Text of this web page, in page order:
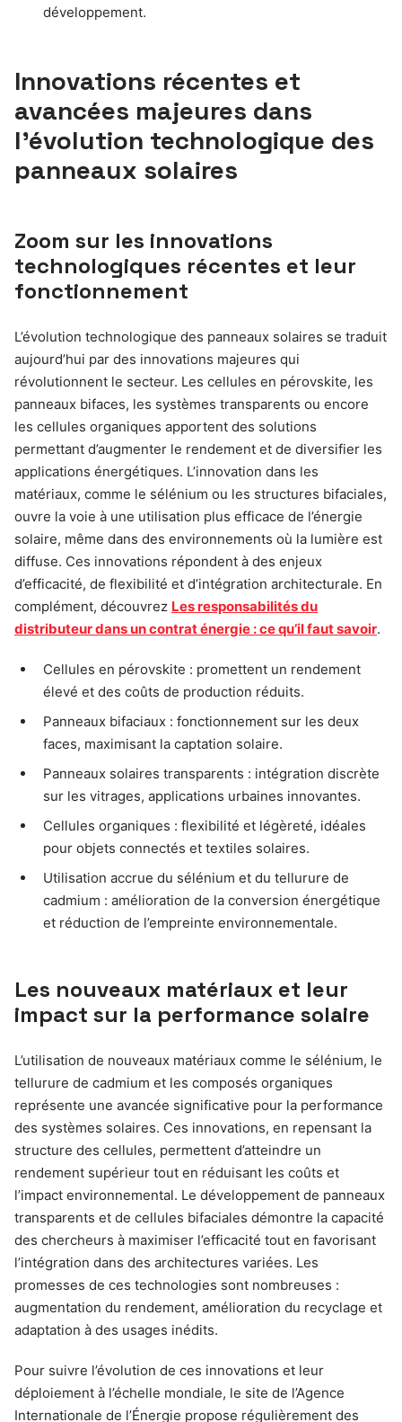
développement.
Innovations récentes et
avancées majeures dans
l’évolution technologique des
panneaux solaires
Zoom sur les innovations
technologiques récentes et leur
fonctionnement
L’évolution technologique des panneaux solaires se traduit
aujourd’hui par des innovations majeures qui
révolutionnent le secteur. Les cellules en pérovskite, les
panneaux bifaces, les systèmes transparents ou encore
les cellules organiques apportent des solutions
permettant d’augmenter le rendement et de diversifier les
applications énergétiques. L’innovation dans les
matériaux, comme le sélénium ou les structures bifaciales,
ouvre la voie à une utilisation plus efficace de l’énergie
solaire, même dans des environnements où la lumière est
diffuse. Ces innovations répondent à des enjeux
d’efficacité, de flexibilité et d’intégration architecturale. En
complément, découvrez Les responsabilités du
distributeur dans un contrat énergie : ce qu’il faut savoir.
Cellules en pérovskite : promettent un rendement
élevé et des coûts de production réduits.
Panneaux bifaciaux : fonctionnement sur les deux
faces, maximisant la captation solaire.
Panneaux solaires transparents : intégration discrète
sur les vitrages, applications urbaines innovantes.
Cellules organiques : flexibilité et légèreté, idéales
pour objets connectés et textiles solaires.
Utilisation accrue du sélénium et du tellurure de
cadmium : amélioration de la conversion énergétique
et réduction de l’empreinte environnementale.
Les nouveaux matériaux et leur
impact sur la performance solaire
L’utilisation de nouveaux matériaux comme le sélénium, le
tellurure de cadmium et les composés organiques
représente une avancée significative pour la performance
des systèmes solaires. Ces innovations, en repensant la
structure des cellules, permettent d’atteindre un
rendement supérieur tout en réduisant les coûts et
l’impact environnemental. Le développement de panneaux
transparents et de cellules bifaciales démontre la capacité
des chercheurs à maximiser l’efficacité tout en favorisant
l’intégration dans des architectures variées. Les
promesses de ces technologies sont nombreuses :
augmentation du rendement, amélioration du recyclage et
adaptation à des usages inédits.
Pour suivre l’évolution de ces innovations et leur
déploiement à l’échelle mondiale, le site de l’Agence
Internationale de l’Énergie propose régulièrement des